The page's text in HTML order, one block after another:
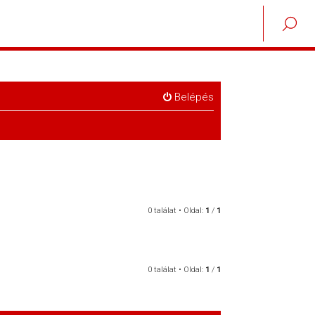
Belépés
0 találat • Oldal: 1 / 1
0 találat • Oldal: 1 / 1